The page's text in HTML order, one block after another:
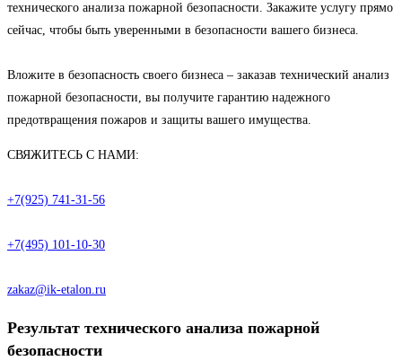
технического анализа пожарной безопасности. Закажите услугу прямо
сейчас, чтобы быть уверенными в безопасности вашего бизнеса.
Вложите в безопасность своего бизнеса – заказав технический анализ
пожарной безопасности, вы получите гарантию надежного
предотвращения пожаров и защиты вашего имущества.
СВЯЖИТЕСЬ С НАМИ:
+7(925) 741-31-56
+7(495) 101-10-30
zakaz@ik-etalon.ru
Результат технического анализа пожарной
безопасности